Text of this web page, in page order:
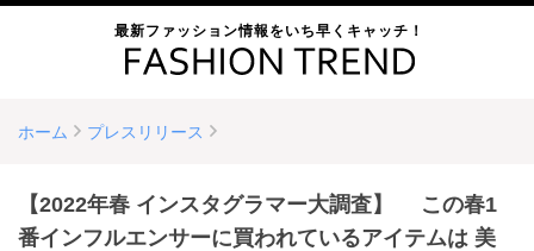
最新ファッション情報をいち早くキャッチ！
ホーム プレスリリース
【2022年春 インスタグラマー大調査】 この春1
番インフルエンサーに買われているアイテムは 美